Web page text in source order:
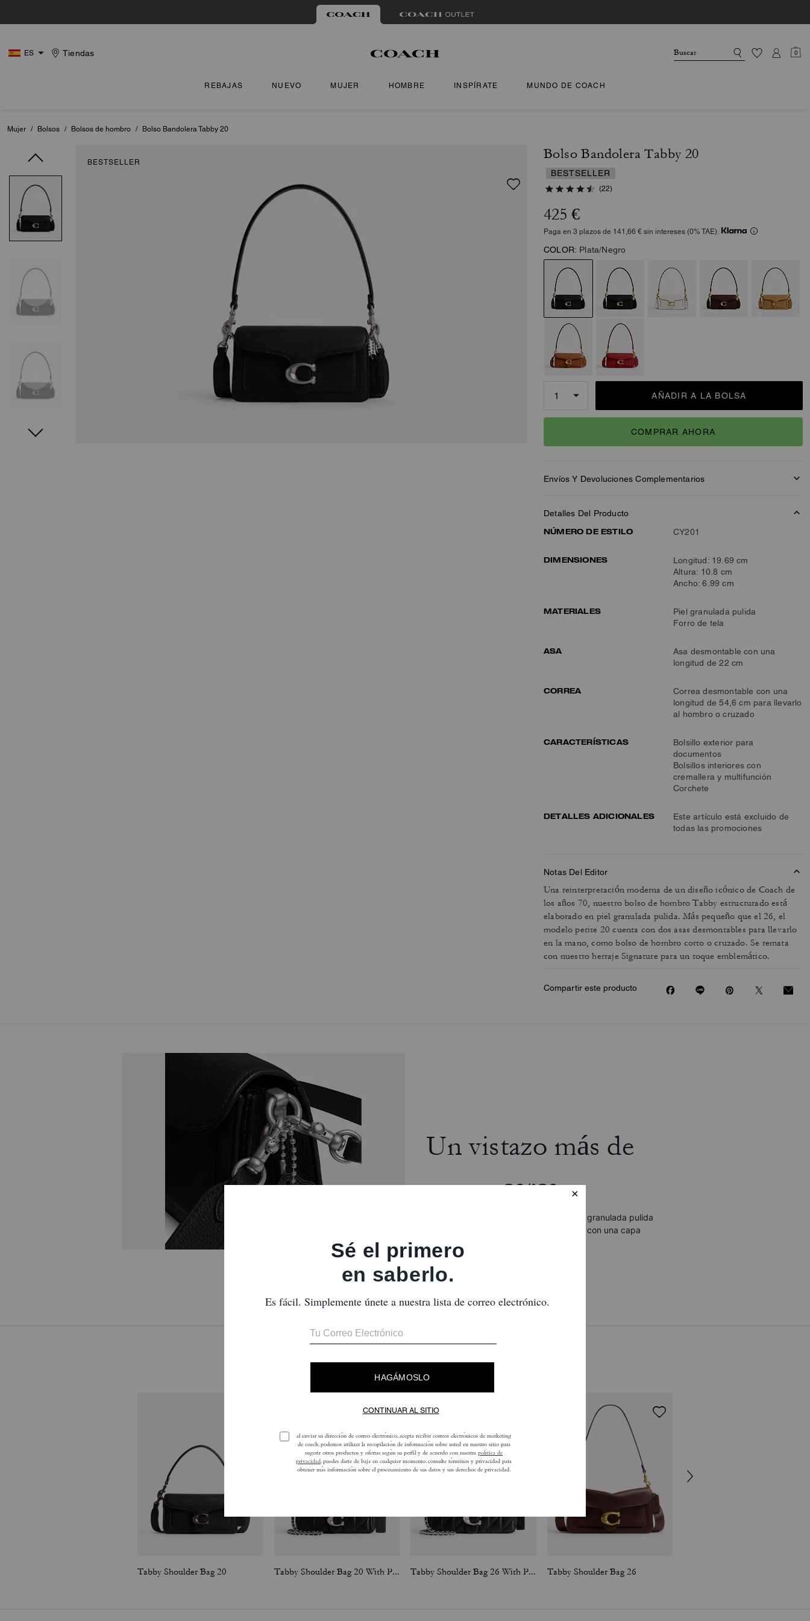
ES Tiendas 0
REBAJAS NUEVO MUJER HOMBRE INSPÍRATE MUNDO DE COACH
Mujer / Bolsos / Bolsos de hombro / Bolso Bandolera Tabby 20
BESTSELLER
Bolso Bandolera Tabby 20
BESTSELLER
(22)
425 €
Paga en 3 plazos de 141,66 € sin intereses (0% TAE).
COLOR: Plata/Negro
AÑADIR A LA BOLSA
COMPRAR AHORA
Envíos Y Devoluciones Complementarios
Detalles Del Producto
NÚMERO DE ESTILO
CY201
DIMENSIONES
Longitud: 19.69 cm
Altura: 10.8 cm
Ancho: 6.99 cm
MATERIALES
Piel granulada pulida
Forro de tela
ASA
Asa desmontable con una
longitud de 22 cm
CORREA
Correa desmontable con una
longitud de 54,6 cm para llevarlo
al hombro o cruzado
CARACTERÍSTICAS
Bolsillo exterior para
documentos
Bolsillos interiores con
cremallera y multifunción
Corchete
DETALLES ADICIONALES
Este artículo está excluido de
todas las promociones
Notas Del Editor
Una reinterpretación moderna de un diseño icónico de Coach de
los años 70, nuestro bolso de hombro Tabby estructurado está
elaborado en piel granulada pulida. Más pequeño que el 26, el
modelo petite 20 cuenta con dos asas desmontables para llevarlo
en la mano, como bolso de hombro corto o cruzado. Se remata
con nuestro herraje Signature para un toque emblemático.
Compartir este producto
Un vistazo más de
cerca
Lo informal se combina con lo clásico. La piel granulada pulida
es nuestra piel granulada lujosa y versátil, con una capa
También Te Puede Gustar
Tabby Shoulder Bag 20 Tabby Shoulder Bag 20 With Pillow Quilting Tabby Shoulder Bag 26 With Pillow Quilting Tabby Shoulder Bag 26